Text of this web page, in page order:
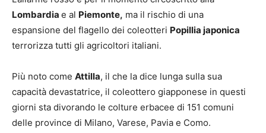
Lombardia e al Piemonte, ma il rischio di una
espansione del flagello dei coleotteri Popillia japonica
terrorizza tutti gli agricoltori italiani.
Più noto come Attilla, il che la dice lunga sulla sua
capacità devastatrice, il coleottero giapponese in questi
giorni sta divorando le colture erbacee di 151 comuni
delle province di Milano, Varese, Pavia e Como.